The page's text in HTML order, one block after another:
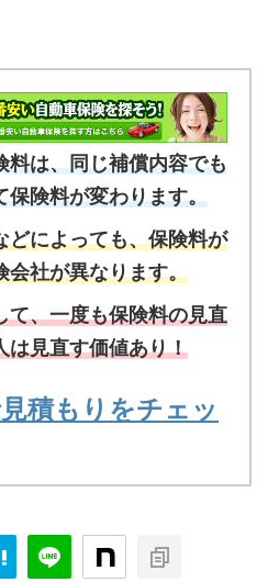
料は、同じ補償内容でも
保険料が変わります。
どによっても、保険料が
会社が異なります。
て、一度も保険料の見直
は見直す価値あり！
積もりをチェッ